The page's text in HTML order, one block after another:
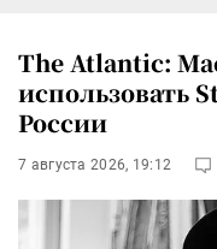
The Atlantic:
использовать
России
7 августа 2026, 19:12